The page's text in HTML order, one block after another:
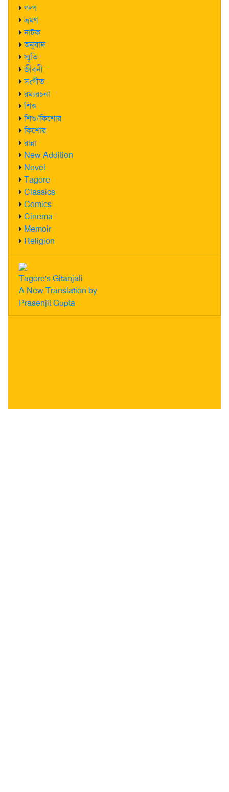
গল্প
ভ্রমণ
নাটক
অনুবাদ
স্মৃতি
জীবনী
সংগীত
রম্যরচনা
শিশু
শিশু/কিশোর
কিশোর
রান্না
New Addition
Novel
Tagore
Classics
Comics
Cinema
Memoir
Religion
Tagore's Gitanjali
A New Translation by
Prasenjit Gupta